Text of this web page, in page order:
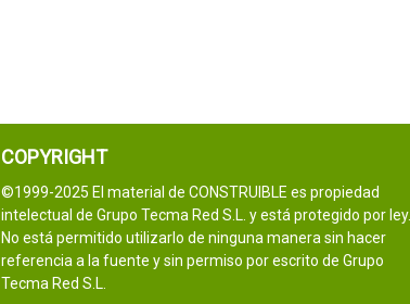
COPYRIGHT
©1999-2025 El material de CONSTRUIBLE es propiedad
intelectual de Grupo Tecma Red S.L. y está protegido por ley.
No está permitido utilizarlo de ninguna manera sin hacer
referencia a la fuente y sin permiso por escrito de Grupo
Tecma Red S.L.